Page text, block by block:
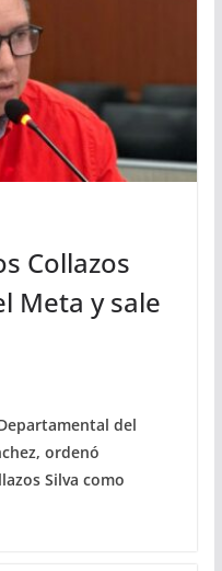
Collazos
Meta y sale
del
ordenó
Silva como